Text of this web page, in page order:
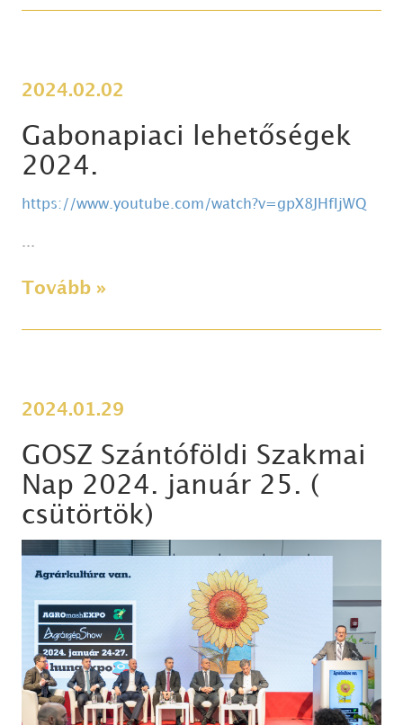
2024.02.02
Gabonapiaci lehetőségek
2024.
https://www.youtube.com/watch?v=gpX8JHfIjWQ
...
Tovább »
2024.01.29
GOSZ Szántóföldi Szakmai
Nap 2024. január 25. (
csütörtök)